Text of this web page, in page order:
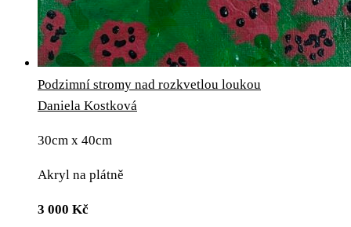
Podzimní stromy nad rozkvetlou loukou
Daniela Kostková
30cm x 40cm
Akryl na plátně
3 000 Kč